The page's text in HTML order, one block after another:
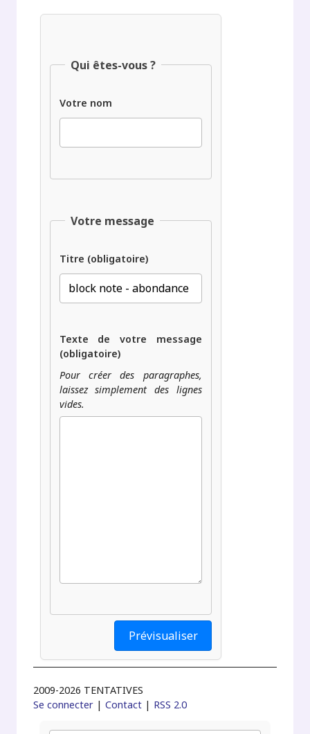
Qui êtes-vous ?
Votre nom
Votre message
Titre (obligatoire)
Texte de votre message
(obligatoire)
Pour créer des paragraphes,
laissez simplement des lignes
vides.
2009-2026 TENTATIVES
Se connecter |Contact | RSS 2.0